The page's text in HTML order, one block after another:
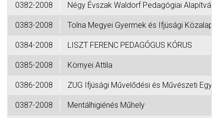
0382-2008 Négy Évszak Waldorf Pedagógiai Alapítván
0383-2008 Tolna Megyei Gyermek és Ifjúsági Közalap
0384-2008 LISZT FERENC PEDAGÓGUS KÓRUS
0385-2008 Környei Attila
0386-2008 ZUG Ifjúsági Művelődési és Művészeti Egy
0387-2008 Mentálhigiénés Műhely